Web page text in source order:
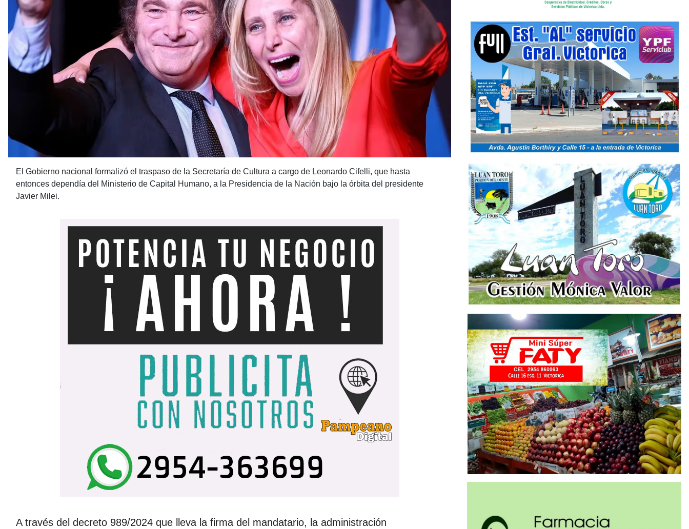
El Gobierno nacional formalizó el traspaso de la Secretaría de Cultura a cargo de Leonardo Cifelli, que hasta
entonces dependía del Ministerio de Capital Humano, a la Presidencia de la Nación bajo la órbita del presidente
Javier Milei.
A través del decreto 989/2024 que lleva la firma del mandatario, la administración